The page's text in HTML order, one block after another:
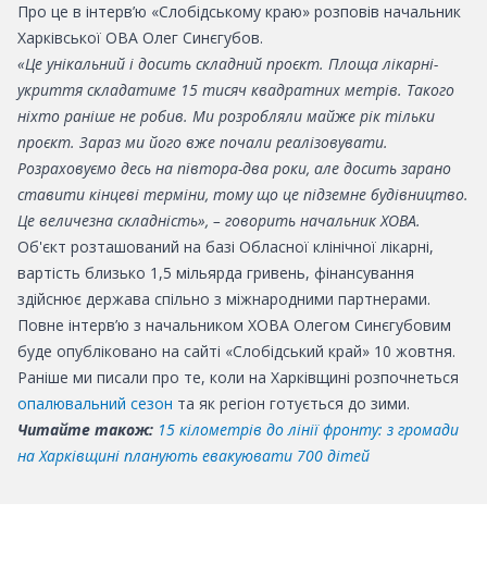
Про це в інтерв’ю «Слобідському краю» розповів начальник
Харківської ОВА Олег Синєгубов.
«Це унікальний і досить складний проєкт. Площа лікарні-
укриття складатиме 15 тисяч квадратних метрів. Такого
ніхто раніше не робив. Ми розробляли майже рік тільки
проєкт. Зараз ми його вже почали реалізовувати.
Розраховуємо десь на півтора-два роки, але досить зарано
ставити кінцеві терміни, тому що це підземне будівництво.
Це величезна складність», – говорить начальник ХОВА.
Об'єкт розташований на базі Обласної клінічної лікарні,
вартість близько 1,5 мільярда гривень, фінансування
здійснює держава спільно з міжнародними партнерами.
Повне інтерв’ю з начальником ХОВА Олегом Синєгубовим
буде опубліковано на сайті «Слобідський край» 10 жовтня.
Раніше ми писали про те, коли на Харківщині розпочнеться
опалювальний сезон та як регіон готується до зими.
Читайте також: 15 кілометрів до лінії фронту: з громади
на Харківщині планують евакуювати 700 дітей